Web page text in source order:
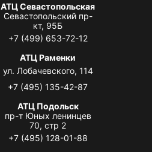
АТЦ Севастопольская
Севастопольский пр-
кт, 95Б
+7 (499) 653-72-12
АТЦ Раменки
ул. Лобачевского, 114
+7 (495) 135-42-87
АТЦ Подольск
пр-т Юных ленинцев
70, стр 2
+7 (495) 128-01-88